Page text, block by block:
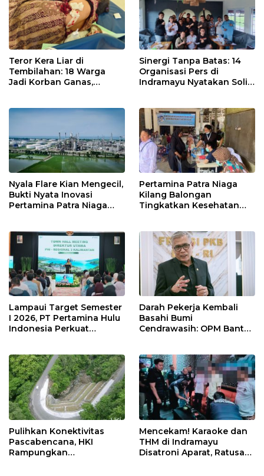
Teror Kera Liar di
Tembilahan: 18 Warga
Jadi Korban Ganas,
Sinergi Tanpa Batas: 14
Organisasi Pers di
Indramayu Nyatakan Solid
Nyala Flare Kian Mengecil,
Bukti Nyata Inovasi
Pertamina Patra Niaga
Pertamina Patra Niaga
Kilang Balongan
Tingkatkan Kesehatan
Rutin dan Edukasi
Perawatan Gigi
Lampaui Target Semester
I 2026, PT Pertamina Hulu
Indonesia Perkuat
Keselamatan Kerja
Darah Pekerja Kembali
Basahi Bumi
Cendrawasih: OPM Bantai
Pulihkan Konektivitas
Pascabencana, HKI
Rampungkan
Mencekam! Karaoke dan
THM di Indramayu
Disatroni Aparat, Ratusan